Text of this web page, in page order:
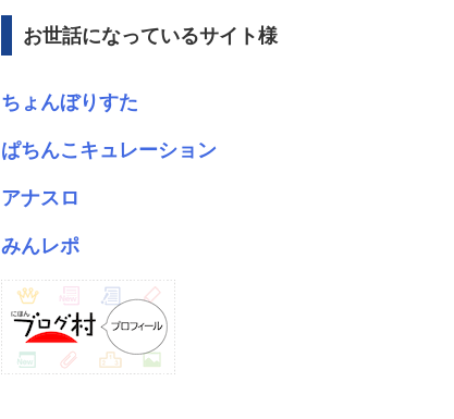
ブ
お世話になっているサイト様
ちょんぼりすた
ぱちんこキュレーション
アナスロ
みんレポ